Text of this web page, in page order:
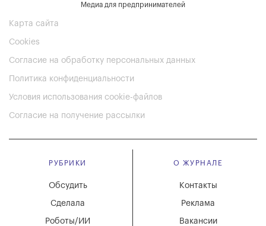
Медиа для предпринимателей
Карта сайта
Cookies
Согласие на обработку персональных данных
Политика конфиденциальности
Условия использования cookie-файлов
Согласие на получение рассылки
РУБРИКИ
Обсудить
Сделала
Роботы/ИИ
О ЖУРНАЛЕ
Вакансии
Реклама
Контакты